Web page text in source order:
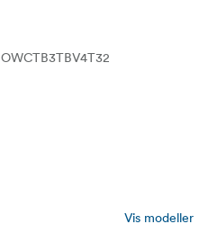
OWCTB3TBV4T32
Vis modeller